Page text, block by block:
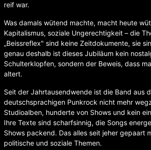
reif war.
Was damals wütend machte, macht heute
Kapitalismus, soziale Ungerechtigkeit – die
„Beissreflex" sind keine Zeitdokumente, sie
genau deshalb ist dieses Jubiläum kein
Schulterklopfen, sondern der Beweis, dass
altert.
Seit der Jahrtausendwende ist die Band aus
deutschsprachigen Punkrock nicht mehr
Studioalben, hunderte von Shows und kein
Ihre Texte sind scharfsinnig, die Songs
Shows packend. Das alles seit jeher gepaart
politische und soziale Themen.